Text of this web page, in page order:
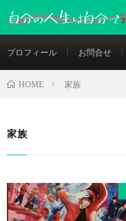
プロフィール お問合せ
HOME 家族
家族